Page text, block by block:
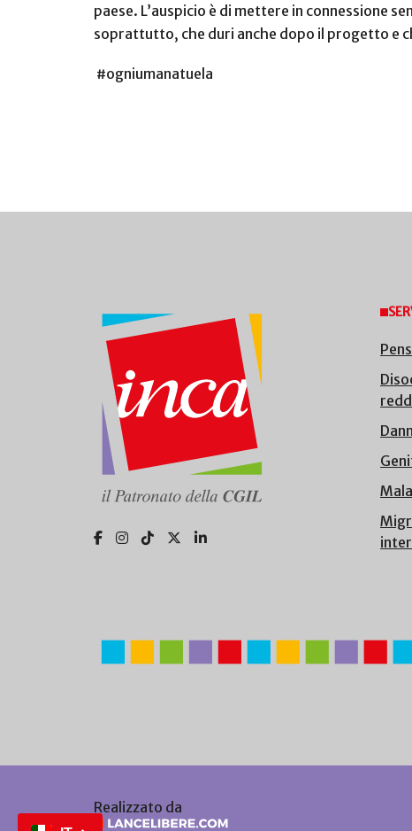
paese. L’auspicio è di mettere in connessione
soprattutto, che duri anche dopo il progetto e
#ogniumanatuela
Realizzato da